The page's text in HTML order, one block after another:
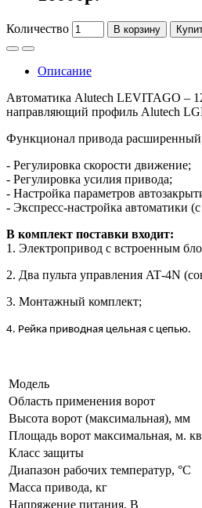
Количество В корзину
Описание
Автоматика Alutech LEVITAGO –
направляющий профиль Alutech
Функционал привода
- Регулировка скорости движение;
- Регулировка усилия привода;
- Настройка параметров
- Экспресс-настройка автоматики
В комплект поставки входит:
1. Электропривод с встроенным
2. Два пульта управления AT-4N
3. Монтажный комплект;
4. Рейка приводная цельная с цепью.
Модель
Область применения ворот
Высота ворот (максимальная), мм
Площадь ворот максимальная, м.
Класс защиты
Диапазон рабочих температур, °С
Масса привода, кг
Напряжение питания, В